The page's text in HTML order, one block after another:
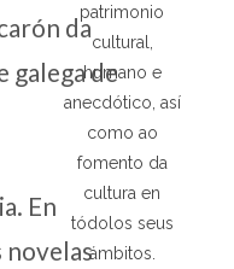
da
galega de
En
novelas
patrimonio
cultural,
humano e
anecdótico, así
como ao
fomento da
cultura en
tódolos seus
ámbitos.